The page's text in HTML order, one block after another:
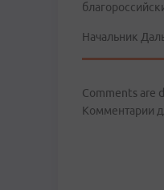
Начальник
Comments are
Комментарии